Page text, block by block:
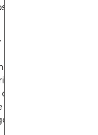
retrasos durante
Soporte
ecosistema de
en MQL4, MT5 se
para el
permite una
más